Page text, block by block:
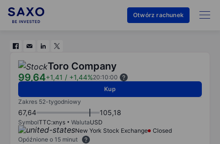
Otwórz rachunek
Toro Company
99,64+1,41 / +1,44%20:10:00
Kup
Zakres 52-tygodniowy
67,64 105,18
SymbolTTC:xnys WalutaUSD
New York Stock Exchange
Closed
Opóźnione o 15 minut